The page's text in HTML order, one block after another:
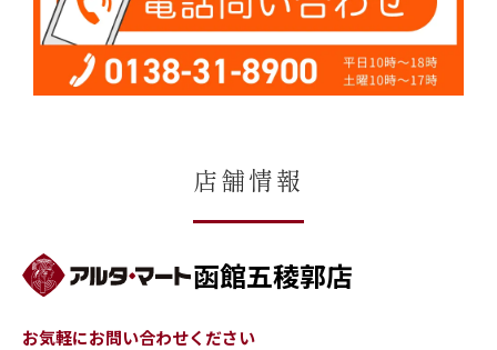
店舗情報
函館五稜郭店
お気軽にお問い合わせください